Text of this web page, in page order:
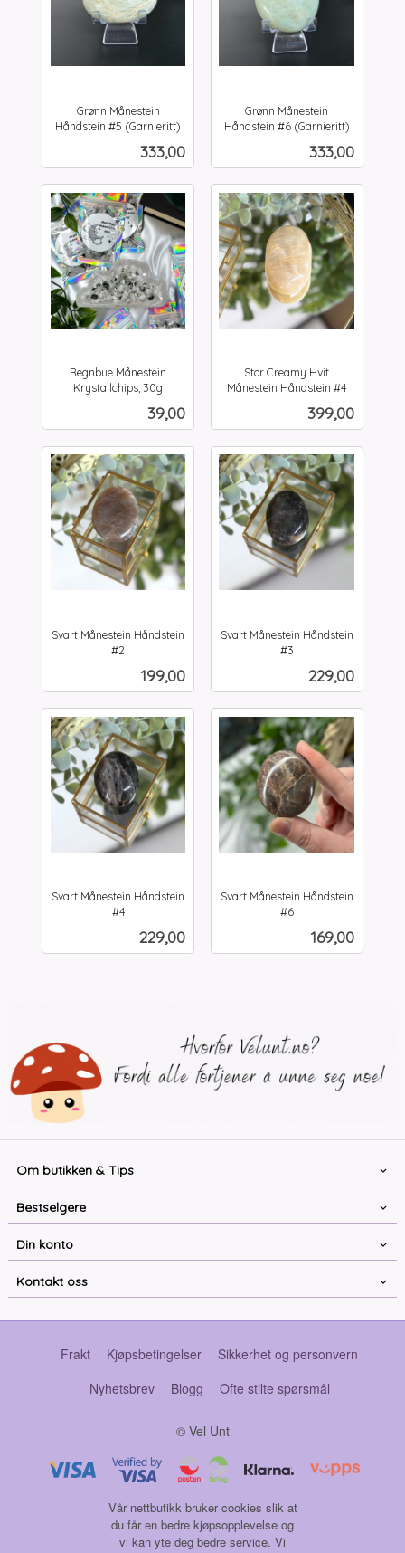
Grønn Månestein
Håndstein #5 (Garnieritt)
Pris
333,00
Grønn Månestein
Håndstein #6 (Garnieritt)
Pris
333,00
Regnbue Månestein
Krystallchips, 30g
Pris
39,00
Stor Creamy Hvit
Månestein Håndstein #4
Pris
399,00
Svart Månestein Håndstein
#2
Pris
199,00
Svart Månestein Håndstein
#3
Pris
229,00
Svart Månestein Håndstein
#4
Pris
229,00
Svart Månestein Håndstein
#6
Pris
169,00
Om butikken & Tips
Bestselgere
Din konto
Kontakt oss
Frakt Kjøpsbetingelser
Sikkerhet og personvern
Nyhetsbrev
Blogg Ofte stilte spørsmål
© Vel Unt
Vår nettbutikk bruker cookies slik at
du får en bedre kjøpsopplevelse og
vi kan yte deg bedre service. Vi